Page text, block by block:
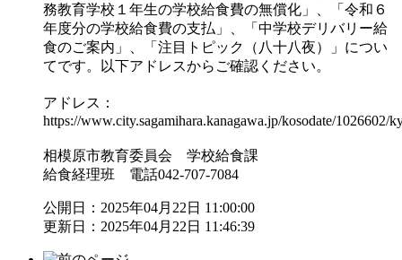
務教育学校１年生の学校給食費の無償化」、「令和６
年度分の学校給食費の支払」、「中学校デリバリー給
食のご案内」、「注目トピック（八十八夜）」につい
てです。以下アドレスからご確認ください。
アドレス：
https://www.city.sagamihara.kanagawa.jp/kosodate/1026602/
相模原市教育委員会 学校給食課
給食経理班 電話042-707-7084
公開日：2025年04月22日 11:00:00
更新日：2025年04月22日 11:46:39